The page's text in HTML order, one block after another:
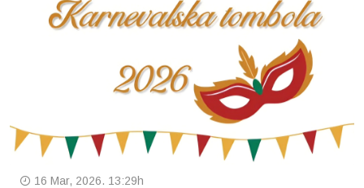
16 Mar, 2026. 13:29h